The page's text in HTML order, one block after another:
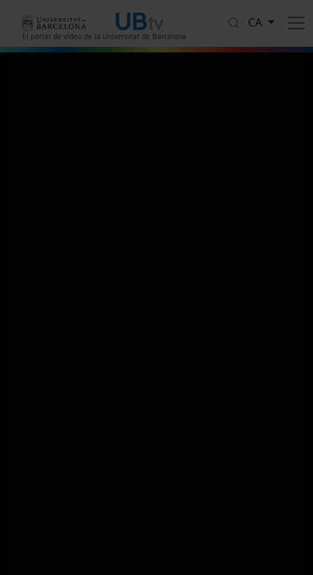
El portal de vídeo de la Universitat de Barcelona
CA